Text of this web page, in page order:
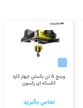
وینچ 5 تن بکسلی چهار کاره
کالسکه ای رکسون
تماس بگیرید